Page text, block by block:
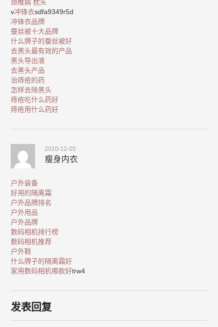
颈椎病 枕头
v冲锋衣sdfa9349r5d
冲锋衣品牌
蚕丝被十大品牌
什么牌子的蚕丝被好
去黑头最有效的产品
黑头导出液
去黑头产品
治痔疮的药
怎样去除黑头
痔疮吃什么药好
痔疮用什么药好
2010-12-05
瘦身内衣
户外装备
好用的隔离霜
户外品牌排名
户外用品
户外品牌
数码相机排行榜
数码相机推荐
户外鞋
什么牌子的隔离霜好
家用数码相机哪款好trw4
发表回复